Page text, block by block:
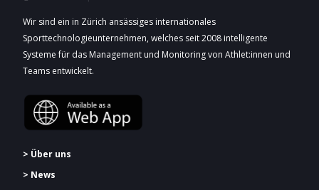
Wir sind ein in Zürich ansässiges internationales
Sporttechnologieunternehmen, welches seit 2008 intelligente
Systeme für das Management und Monitoring von Athlet:innen und
Teams entwickelt.
> Über uns
> News